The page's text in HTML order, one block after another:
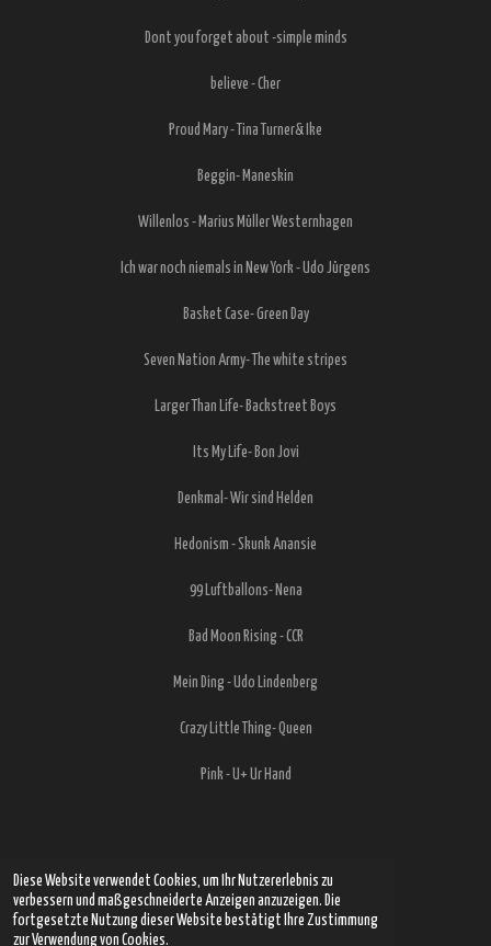
Diese Website verwendet Cookies, um Ihr Nutzererlebnis zu
verbessern und maßgeschneiderte Anzeigen anzuzeigen. Die
fortgesetzte Nutzung dieser Website bestätigt Ihre Zustimmung
zur Verwendung von Cookies.
Dont you forget about -simple minds
believe - Cher
Proud Mary - Tina Turner& Ike
Beggin- Maneskin
Willenlos - Marius Müller Westernhagen
Ich war noch niemals in New York - Udo Jürgens
Basket Case- Green Day
Seven Nation Army- The white stripes
Larger Than Life- Backstreet Boys
Its My Life- Bon Jovi
Denkmal- Wir sind Helden
Hedonism - Skunk Anansie
99 Luftballons- Nena
Bad Moon Rising - CCR
Mein Ding - Udo Lindenberg
Crazy Little Thing- Queen
Pink - U+ Ur Hand